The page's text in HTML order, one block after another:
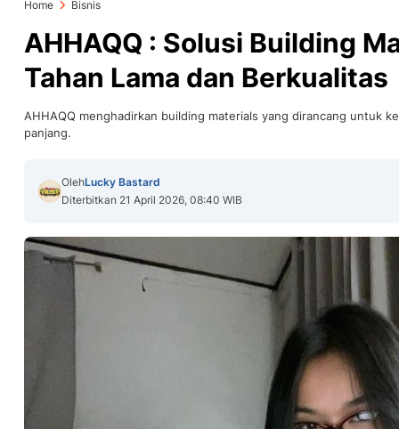
Home Bisnis
AHHAQQ : Solusi Building
Tahan Lama dan Berkualitas
AHHAQQ menghadirkan building materials yang dirancang untuk
panjang.
OlehLucky Bastard
Diterbitkan 21 April 2026, 08:40 WIB